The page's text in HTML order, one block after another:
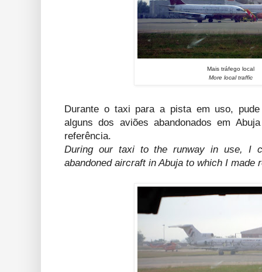
Mais tráfego local
More local traffic
Durante o taxi para a pista em uso,
alguns dos aviões abandonados em
referência.
During our taxi to the runway in use, I
abandoned aircraft in Abuja to which I made